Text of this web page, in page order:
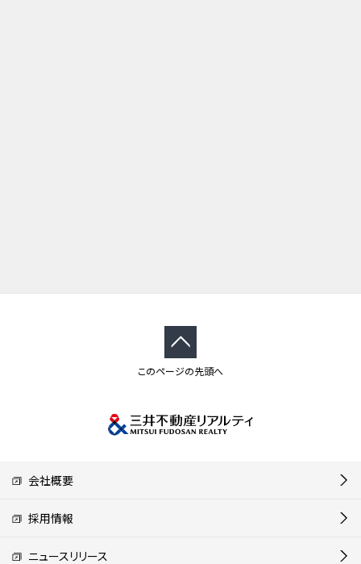
このページの先頭へ
会社概要
採用情報
ニュースリリース